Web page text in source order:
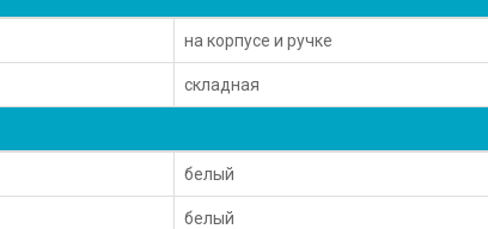
на корпусе и ручке
складная
белый
белый